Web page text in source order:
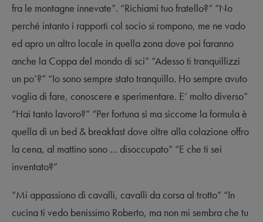
fra le montagne innevate”. “Richiami tuo fratello?” “No
perché intanto i rapporti col socio si rompono, me ne vado
ed apro un altro locale in quella zona dove poi faranno
anche la Coppa del mondo di sci” “Adesso ti tranquillizzi
un po’?” “Io sono sempre stato tranquillo. Ho sempre avuto
voglia di fare, conoscere e sperimentare. E‘ molto diverso”
“Hai tanto lavoro?” “Per fortuna sì ma siccome la formula è
quella di un bed & breakfast dove oltre alla colazione offro
la cena, al mattino sono … disoccupato” “E che ti sei
inventato?”
“Mi appassiono di cavalli, cavalli da corsa al trotto” “In
cucina ti vedo benissimo Roberto, ma non mi sembra che tu